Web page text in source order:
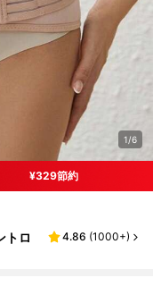
1/6
¥329節約
トロ
4.86 (1000+)